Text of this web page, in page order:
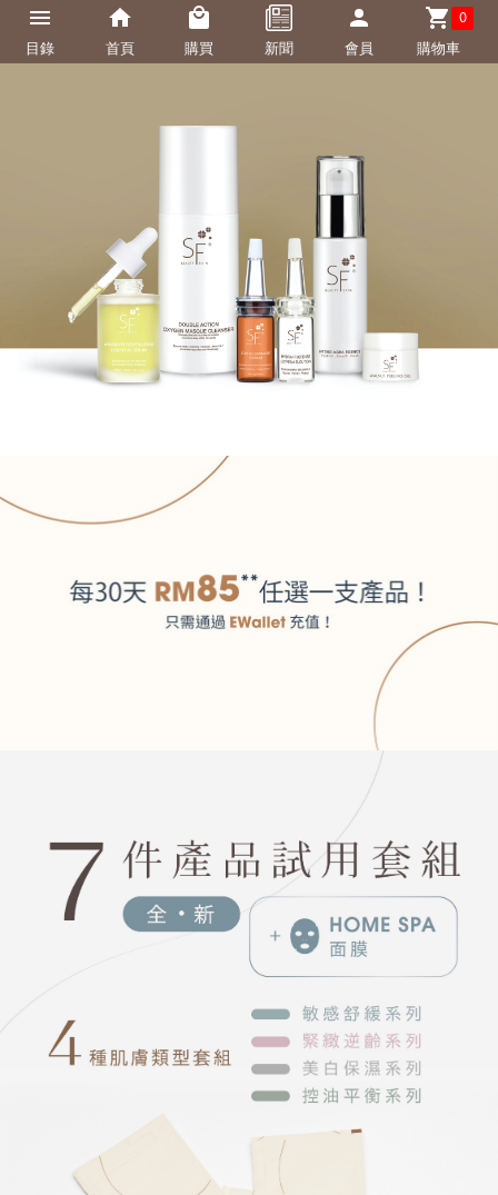
目錄 首頁 購買 新聞 會員
0
購物車